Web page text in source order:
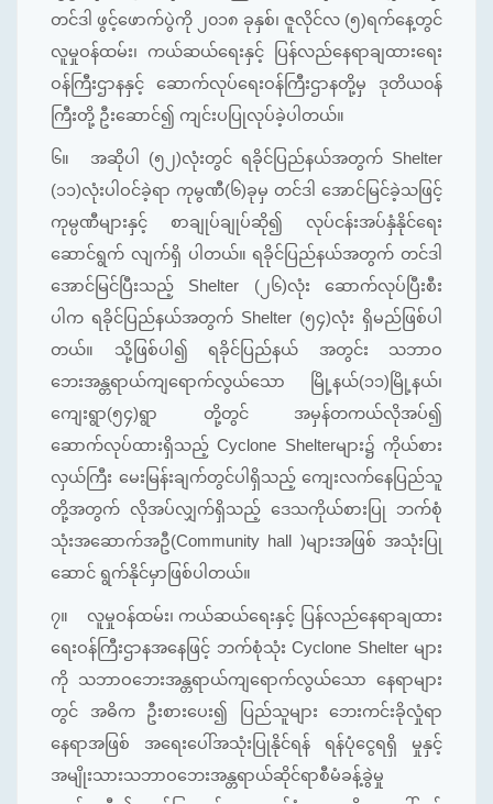
တင်ဒါ ဖွင့်ဖောက်ပွဲကို ၂၀၁၈ ခုနှစ်၊ ဇူလိုင်လ (၅)ရက်နေ့တွင်
လူမှုဝန်ထမ်း၊ ကယ်ဆယ်ရေးနှင့် ပြန်လည်နေရာချထားရေး
ဝန်ကြီးဌာနနှင့် ဆောက်လုပ်ရေးဝန်ကြီးဌာနတို့မှ ဒုတိယ၀န်
ကြီးတို့ ဦးဆောင်၍ ကျင်းပပြုလုပ်ခဲ့ပါတယ်။
၆။
အဆိုပါ (၅၂)လုံးတွင် ရခိုင်ပြည်နယ်အတွက် Shelter
(၁၁)လုံးပါဝင်ခဲ့ရာ ကုမွဏီ(၆)ခုမှ တင်ဒါ အောင်မြင်ခဲ့သဖြင့်
ကုမ္ပဏီများနှင့် စာချုပ်ချုပ်ဆို၍ လုပ်ငန်းအပ်နှံနိုင်ရေး
ဆောင်ရွက် လျက်ရှိ ပါတယ်။ ရခိုင်ပြည်နယ်အတွက် တင်ဒါ
အောင်မြင်ပြီးသည့် Shelter (၂၆)လုံး ဆောက်လုပ်ပြီးစီး
ပါက ရခိုင်ပြည်နယ်အတွက် Shelter (၅၄)လုံး ရှိမည်ဖြစ်ပါ
တယ်။ သို့ဖြစ်ပါ၍ ရခိုင်ပြည်နယ် အတွင်း သဘာဝ
ဘေးအန္တရာယ်ကျရောက်လွယ်သော မြို့နယ်(၁၁)မြို့နယ်၊
ကျေးရွာ(၅၄)ရွာ တို့တွင် အမှန်တကယ်လိုအပ်၍
ဆောက်လုပ်ထားရှိသည့် Cyclone Shelterများ၌ ကိုယ်စား
လှယ်ကြီး မေးမြန်းချက်တွင်ပါရှိသည့် ကျေးလက်နေပြည်သူ
တို့အတွက် လိုအပ်လျှက်ရှိသည့် ဒေသကိုယ်စားပြု ဘက်စုံ
သုံးအဆောက်အဦ(Community hall )များအဖြစ် အသုံးပြု
ဆောင် ရွက်နိုင်မှာဖြစ်ပါတယ်။
၇။
လူမှုဝန်ထမ်း၊ ကယ်ဆယ်ရေးနှင့် ပြန်လည်နေရာချထား
ရေးဝန်ကြီးဌာနအနေဖြင့် ဘက်စုံသုံး Cyclone Shelter များ
ကို သဘာဝဘေးအန္တရာယ်ကျရောက်လွယ်သော နေရာများ
တွင် အဓိက ဦးစားပေး၍ ပြည်သူများ ဘေးကင်းခိုလှုံရာ
နေရာအဖြစ် အရေးပေါ်အသုံးပြုနိုင်ရန် ရန်ပုံငွေရရှိ မှုနှင့်
အမျိုးသားသဘာဝဘေးအန္တရာယ်ဆိုင်ရာစီမံခန့်ခွဲမှု